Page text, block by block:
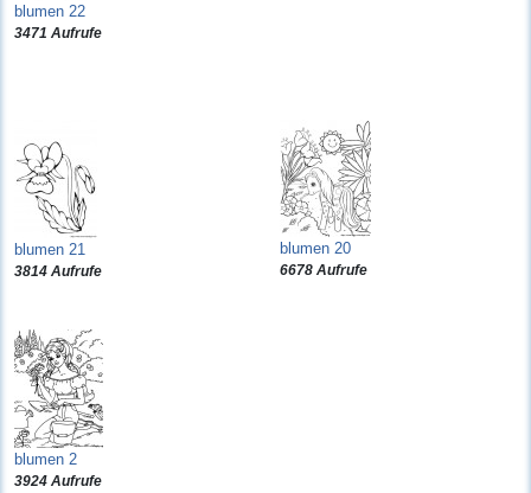
blumen 22
3471 Aufrufe
blumen 21
3814 Aufrufe
blumen 20
6678 Aufrufe
blumen 2
3924 Aufrufe